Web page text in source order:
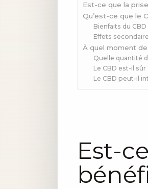
Est-ce que la
Qu’est-ce que le
Bienfaits du CBD
Effets
À quel moment
Quelle quantité
Le CBD est-il
Le CBD peut-il
Est-